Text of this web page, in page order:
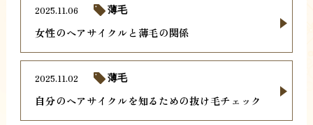
女性のヘアサイクルと薄毛の関係
2025.11.06 薄毛
自分のヘアサイクルを知るための抜け毛チェック
2025.11.02 薄毛